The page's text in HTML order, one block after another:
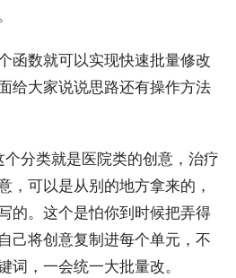
函数就可以实现快速批量修改
给大家说说思路还有操作方法
分类就是医院类的创意，治疗
，可以是从别的地方拿来的，
的。这个是怕你到时候把弄得
己将创意复制进每个单元，不
词，一会统一大批量改。